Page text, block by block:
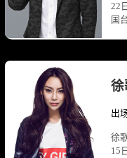
22
国
徐
出
徐
15